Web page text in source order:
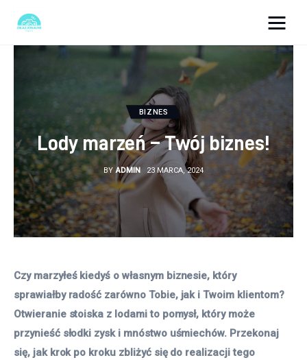
Lifestyle
Dom i ogród
Uroda
Zdrowie
BIZNES
Lody marzeń – Twój biznes!
BY ADMIN 23 MARCA, 2024
Czy marzyłeś kiedyś o własnym biznesie, który
sprawiałby radość zarówno Tobie, jak i Twoim klientom?
Otwieranie stoiska z lodami to pomysł, który może
przynieść słodki zysk i mnóstwo uśmiechów. Przekonaj
się, jak krok po kroku zbliżyć się do realizacji tego